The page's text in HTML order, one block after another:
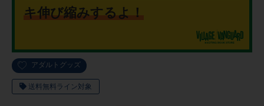
アダルトグッズ
送料無料ライン対象
キ伸び縮みするよ！